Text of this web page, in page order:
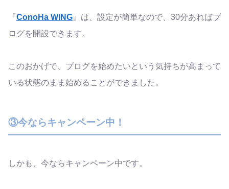
『ConoHa WING 』は、設定が簡単なので、30分あればブ
ログを開設できます。
このおかげで、ブログを始めたいという気持ちが高まって
いる状態のまま始めることができました。
③今ならキャンペーン中！
しかも、今ならキャンペーン中です。